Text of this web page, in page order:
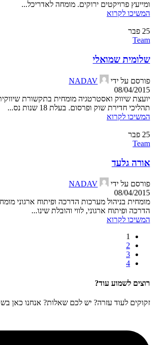
ומייעץ פרויקטים ירוקים. מומחה לאדריכל...
המשיכו לקרוא
25 פבר
Team
שלומית שמואלי
פורסם על ידי
NADAV
08/04/2015
יועצת שיווק ואסטרטגיה מומחית בתקשורת
תהליכי חדירת שוק ופרסום. בעלת 18 שנות נס...
המשיכו לקרוא
25 פבר
Team
אורה גלעד
פורסם על ידי
NADAV
08/04/2015
מומחית בניהול מערכות הדרכה ופיתוח ארגוני
הדרכה ופיתוח ארגוני, לווי והובלת שינו...
המשיכו לקרוא
1
2
3
4
רוצים לשמוע עוד?
זקוקים לעוד עזרה? יש לכם שאלות? אנחנו כאן